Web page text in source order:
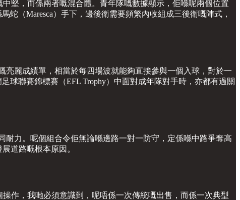
堅，而係兩者嘅混合體。青年隊嘅數據顯示，佢喺呢兩個位置
（Maresca）手下，邊後衛需要頻繁內收組成三後衛嘅陣式，
亮麗成績單，相當於每四場波就能夠直接參與一個入球，對於一
球聯賽錦標賽（EFL Trophy）中面對成年隊對手時，亦都有過關
力。呢個組合令佢無論喺邊路一對一防守，定係喺中路爭奪高
道路嘅根本原因。
作，我哋必須意識到，呢唔係一次傳統嘅出售，而係一次典型